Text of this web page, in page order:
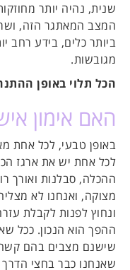
שנית, נהיה יותר
המצב המאתגר הזה,
ביותר כלים, בידע רחב
מגובשות.
הכל תלוי באופן
האם אימון
באופן טבעי, לכל אחת
לכל אחת יש את ארגז
ההכלה, סבלנות ואורך
מצוקה, ואנחנו לא
ונחוץ לפנות לקבלת
ההפך הוא הנכון. ככל
שישנם מצבים בהם קשה
שאנחנו כבר בחצי